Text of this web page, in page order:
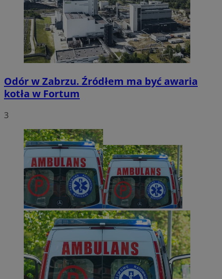
Odór w Zabrzu. Źródłem ma być awaria
kotła w Fortum
3